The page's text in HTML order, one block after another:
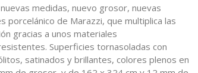
medidas, nuevo grosor, nuevas
porcelánico de Marazzi, que multiplica las
gracias a unos materiales
Superficies tornasoladas con
satinados y brillantes, colores plenos en